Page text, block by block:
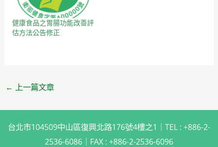
健康食品之胃腸功能改善評
估方法公告修正
← 上一篇文章
台北市104509中山區復興北路176號4樓之1｜TEL : +886-2-
2536-6086｜FAX : +886-2-2536-6096